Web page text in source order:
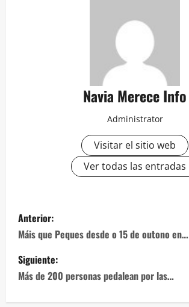
Navia Merece Info
Administrator
Visitar el sitio web
Ver todas las entradas
Navegación
de
entradas
Anterior:
Máis que Peques desde o 15 de outono en…
Siguiente:
Más de 200 personas pedalean por las…